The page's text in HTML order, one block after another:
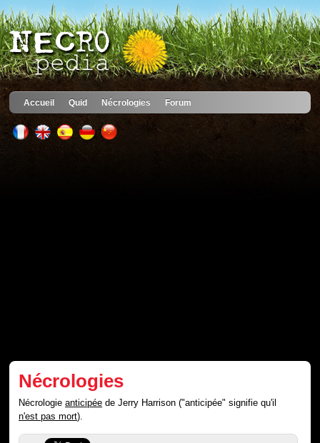
Accueil Quid Nécrologies Forum
Nécrologies
Nécrologieanticipée de Jerry Harrison ("anticipée" signifie qu'il
n'est pas mort).